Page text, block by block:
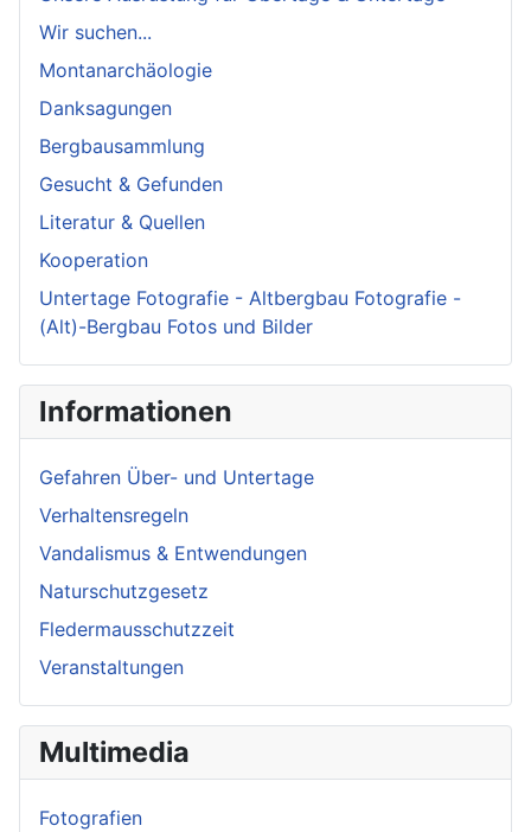
Wir suchen...
Montanarchäologie
Danksagungen
Bergbausammlung
Gesucht & Gefunden
Literatur & Quellen
Kooperation
Untertage Fotografie - Altbergbau Fotografie -
(Alt)-Bergbau Fotos und Bilder
Informationen
Gefahren Über- und Untertage
Verhaltensregeln
Vandalismus & Entwendungen
Naturschutzgesetz
Fledermausschutzzeit
Veranstaltungen
Multimedia
Fotografien